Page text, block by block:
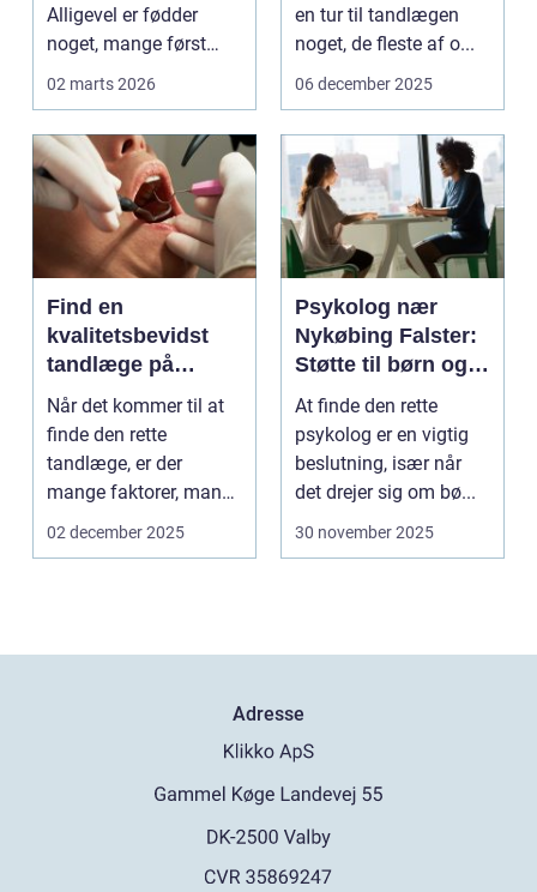
Alligevel er fødder
noget, mange først
tænker på, når smer...
02 marts 2026
en tur til tandlægen
noget, de fleste af o...
06 december 2025
Find en
kvalitetsbevidst
tandlæge på
Vesterbro
Når det kommer til at
finde den rette
tandlæge, er der
mange faktorer, man
bør ov...
02 december 2025
Psykolog nær
Nykøbing Falster:
Støtte til børn og
unge
At finde den rette
psykolog er en vigtig
beslutning, især når
det drejer sig om bø...
30 november 2025
Adresse